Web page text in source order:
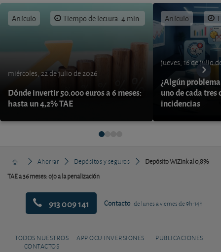
Artículo Tiempo de lectura: 4 min.
miércoles, 22 de julio de 2026
Dónde invertir 50.000 euros a 6 meses:
hasta un 4,2% TAE
Artículo
jueves, 16 de julio
¿Algún problema
uno de cada
incidencias
Ahorrar Depósitos y seguros
Depósito WiZink al 0,8%
TAE a 36 meses: ojo a la penalización
913 009 141 Contacto de lunes a viernes de 9h-14h
TODOS NUESTROS
CONTACTOS
APP OCU INVERSIONES PUBLICACIONES